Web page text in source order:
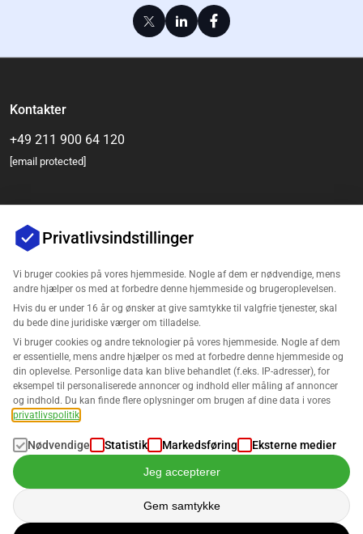
Kontakter
+49 211 900 64 120
[email protected]
Virksomhed
Support
Løsninger til Amazon
Data behandles i overensstemmelse med vores
Privatlivsindstillinger
Vi bruger cookies på vores hjemmeside. Nogle af dem er nødvendige, mens
andre hjælper os med at forbedre denne hjemmeside og brugeroplevelsen.
Hvis du er under 16 år og ønsker at give samtykke til valgfrie tjenester, skal
du bede dine juridiske værger om tilladelse.
Vi bruger cookies og andre teknologier på vores hjemmeside. Nogle af dem
er essentielle, mens andre hjælper os med at forbedre denne hjemmeside og
din oplevelse. Personlige data kan blive behandlet (f.eks. IP-adresser), for
eksempel til personaliserede annoncer og indhold eller måling af annoncer
og indhold. Du kan finde flere oplysninger om brugen af dine data i vores
privatlivspolitik
Nødvendige Statistik Markedsføring Eksterne medier
Jeg accepterer
Gem samtykke